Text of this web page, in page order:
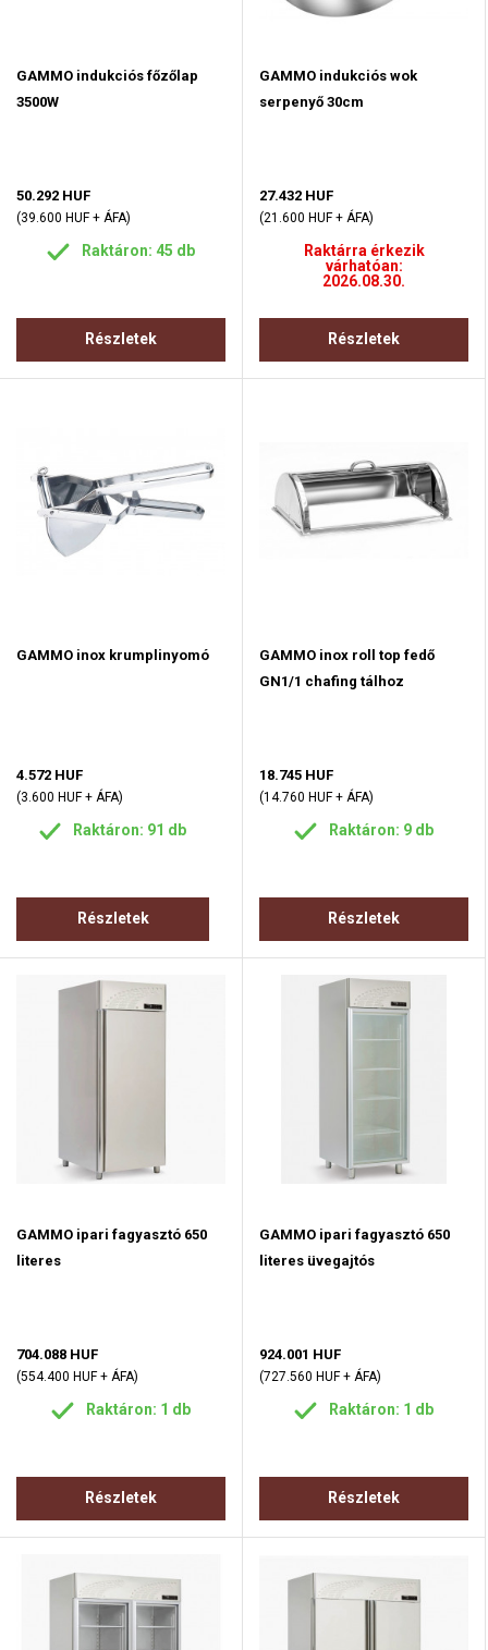
GAMMO indukciós főzőlap
3500W
50.292 HUF
(39.600 HUF + ÁFA)
Raktáron: 45 db
Részletek
GAMMO indukciós wok
serpenyő 30cm
27.432 HUF
(21.600 HUF + ÁFA)
Raktárra érkezik
várhatóan:
2026.08.30.
Részletek
GAMMO inox krumplinyomó
4.572 HUF
(3.600 HUF + ÁFA)
Raktáron: 91 db
Részletek
GAMMO inox roll top fedő
GN1/1 chafing tálhoz
18.745 HUF
(14.760 HUF + ÁFA)
Raktáron: 9 db
Részletek
GAMMO ipari fagyasztó 650
literes
704.088 HUF
(554.400 HUF + ÁFA)
Raktáron: 1 db
Részletek
GAMMO ipari fagyasztó 650
literes üvegajtós
924.001 HUF
(727.560 HUF + ÁFA)
Raktáron: 1 db
Részletek